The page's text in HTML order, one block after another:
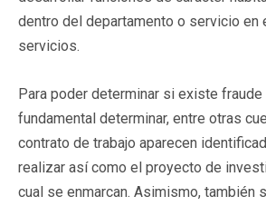
dentro del departamento o servicio en
servicios.
Para poder determinar si existe fraude
fundamental determinar, entre otras
contrato de trabajo aparecen
realizar así como el proyecto de
cual se enmarcan. Asimismo, también